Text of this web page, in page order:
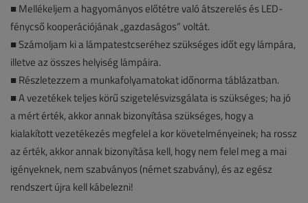
■ Mellékeljem a hagyományos előtétre való átszerelés és LED-
fénycső kooperációjának „gazdaságos” voltát.
■ Számoljam ki a lámpatestcseréhez szükséges időt egy lámpára,
illetve az összes helyiség lámpáira.
■ Részletezzem a munkafolyamatokat időnorma táblázatban.
■ A vezetékek teljes körű szigetelésvizsgálata is szükséges; ha jó
a mért érték, akkor annak bizonyítása szükséges, hogy a
kialakított vezetékezés megfelel a kor követelményeinek; ha rossz
az érték, akkor annak bizonyítása kell, hogy nem felel meg a mai
igényeknek, nem szabványos (német szabvány), és az egész
rendszert újra kell kábelezni!